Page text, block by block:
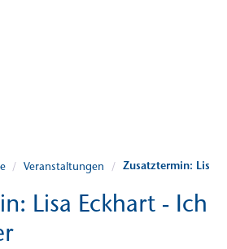
/ Veranstaltungen / Zusatztermin: Lisa
Lisa Eckhart - Ich